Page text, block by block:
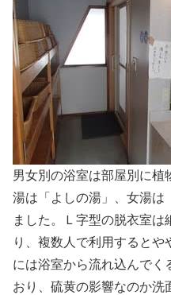
男女別の浴室は部屋別に植
湯は「よしの湯」、女湯は
ました。Ｌ字型の脱衣室
り、複数人で利用すると
には浴室から流れ込んでく
おり、硫黄の影響なのか洗